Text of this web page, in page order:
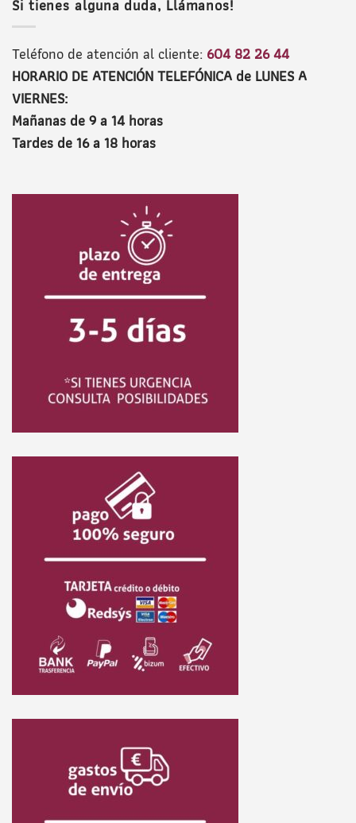
Si tienes alguna duda, Llámanos!
Teléfono de atención al cliente: 604 82 26 44
HORARIO DE ATENCIÓN TELEFÓNICA de LUNES A
VIERNES:
Mañanas de 9 a 14 horas
Tardes de 16 a 18 horas